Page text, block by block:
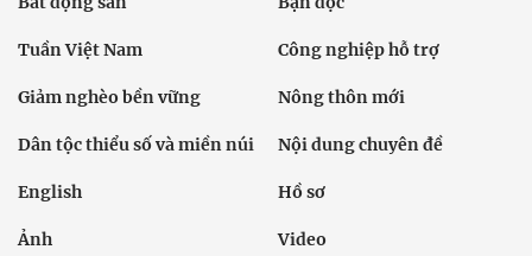
Tuần Việt Nam Công nghiệp hỗ trợ
Giảm nghèo bền vững Nông thôn mới
Dân tộc thiểu số và miền núi Nội dung chuyên đề
English Hồ sơ
Ảnh Video